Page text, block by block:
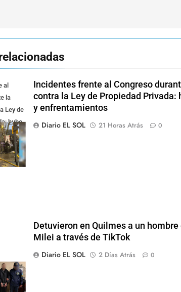
al
la
Ley de
hubo
Incidentes frente al Congreso
contra la Ley de Propiedad Privada:
y enfrentamientos
Diario EL SOL
21 Horas Atrás 0
Detuvieron en Quilmes a un
Milei a través de TikTok
Diario EL SOL
2 Días Atrás 0